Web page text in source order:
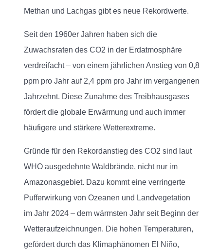
Methan und Lachgas gibt es neue Rekordwerte.
Seit den 1960er Jahren haben sich die
Zuwachsraten des CO2 in der Erdatmosphäre
verdreifacht – von einem jährlichen Anstieg von 0,8
ppm pro Jahr auf 2,4 ppm pro Jahr im vergangenen
Jahrzehnt. Diese Zunahme des Treibhausgases
fördert die globale Erwärmung und auch immer
häufigere und stärkere Wetterextreme.
Gründe für den Rekordanstieg des CO2 sind laut
WHO ausgedehnte Waldbrände, nicht nur im
Amazonasgebiet. Dazu kommt eine verringerte
Pufferwirkung von Ozeanen und Landvegetation
im Jahr 2024 – dem wärmsten Jahr seit Beginn der
Wetteraufzeichnungen. Die hohen Temperaturen,
gefördert durch das Klimaphänomen El Niño,